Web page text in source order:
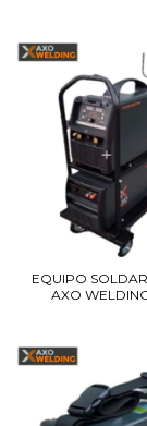
EQUIPO
AXO WELDING